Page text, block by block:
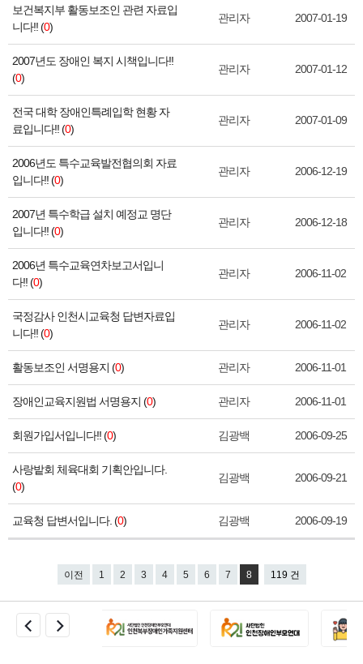
보건복지부 활동보조인 관련 자료입
니다!! (0)
관리자 2007-01-19
2007년도 장애인 복지 시책입니다!!
(0)
관리자 2007-01-12
전국 대학 장애인특례입학 현황 자
료입니다!! (0)
관리자 2007-01-09
2006년도 특수교육발전협의회 자료
입니다!! (0)
관리자 2006-12-19
2007년 특수학급 설치 예정교 명단
입니다!! (0)
관리자 2006-12-18
2006년 특수교육연차보고서입니
다!! (0)
관리자 2006-11-02
국정감사 인천시교육청 답변자료입
니다!! (0)
관리자 2006-11-02
활동보조인 서명용지 (0) 관리자 2006-11-01
장애인교육지원법 서명용지 (0) 관리자 2006-11-01
회원가입서입니다!! (0) 김광백 2006-09-25
사랑밭회 체육대회 기획안입니다.
(0)
김광백 2006-09-21
교육청 답변서입니다. (0) 김광백 2006-09-19
이전 1 2 3 4 5 6 7 8 119 건